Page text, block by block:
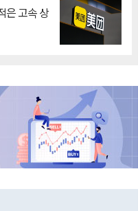
은 고속 상